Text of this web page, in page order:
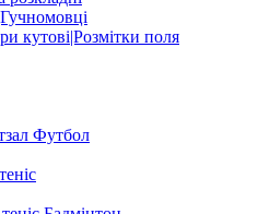
кутові|Розмітки поля
Футбол